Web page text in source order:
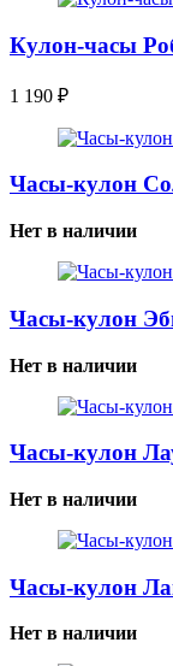
Кулон-часы
1 190 ₽
Часы-кулон
Нет в наличии
Часы-кулон
Нет в наличии
Часы-кулон
Нет в наличии
Часы-кулон
Нет в наличии